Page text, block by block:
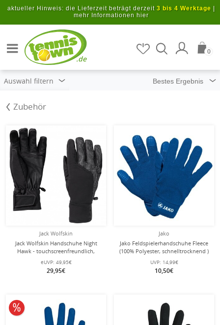
Zum Hauptinhalt springen
aktueller Hinweis: die Lieferzeit beträgt derzeit 3 bis 4 Werktage
mehr Informationen hier
.de
0
Auswahl filtern
Zubehör
Jack Wolfskin
Jack Wolfskin Handschuhe Night
Hawk - touchscreenfreundlich,
reflektierend, winddicht - schwarz
eUVP: 49,95€
29,95€
Jako
Jako Feldspielerhandschuhe Fleece
(100% Polyester, schnelltrocknend )
royalblau - 1 Paar
UVP: 14,99€
10,50€
10% reduziert